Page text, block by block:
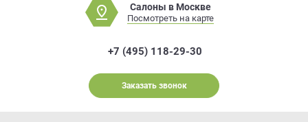
Салоны в Москве
Посмотреть на карте
+7 (495) 118-29-30
Заказать звонок